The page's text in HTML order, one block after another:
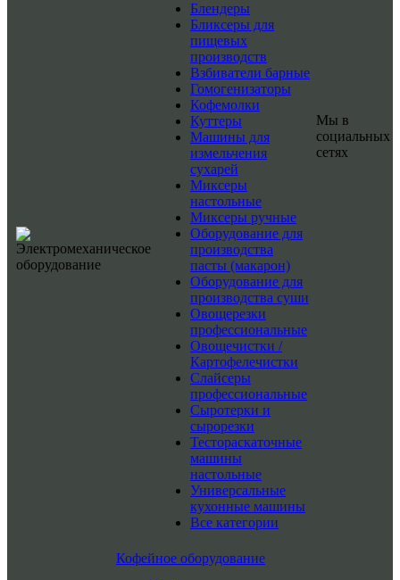
Блендеры
Бликсеры для
пищевых
производств
Взбиватели барные
Гомогенизаторы
Кофемолки
Куттеры
Машины для
измельчения
сухарей
Миксеры
настольные
Миксеры ручные
Оборудование для
производства
пасты (макарон)
Оборудование для
производства суши
Овощерезки
профессиональные
Овощечистки /
Картофелечистки
Слайсеры
профессиональные
Сыротерки и
сырорезки
Тестораскаточные
машины
настольные
Универсальные
кухонные машины
Все категории
Кофейное оборудование
Мы в
социальных
сетях